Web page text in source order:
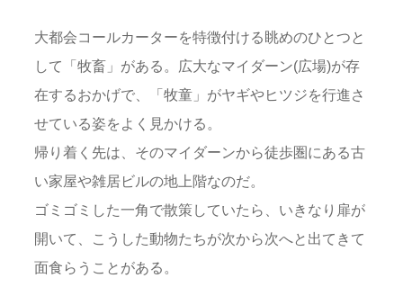
大都会コールカーターを特徴付ける眺めのひとつと
して「牧畜」がある。広大なマイダーン(広場)が存
在するおかげで、「牧童」がヤギやヒツジを行進さ
せている姿をよく見かける。
帰り着く先は、そのマイダーンから徒歩圏にある古
い家屋や雑居ビルの地上階なのだ。
ゴミゴミした一角で散策していたら、いきなり扉が
開いて、こうした動物たちが次から次へと出てきて
面食らうことがある。